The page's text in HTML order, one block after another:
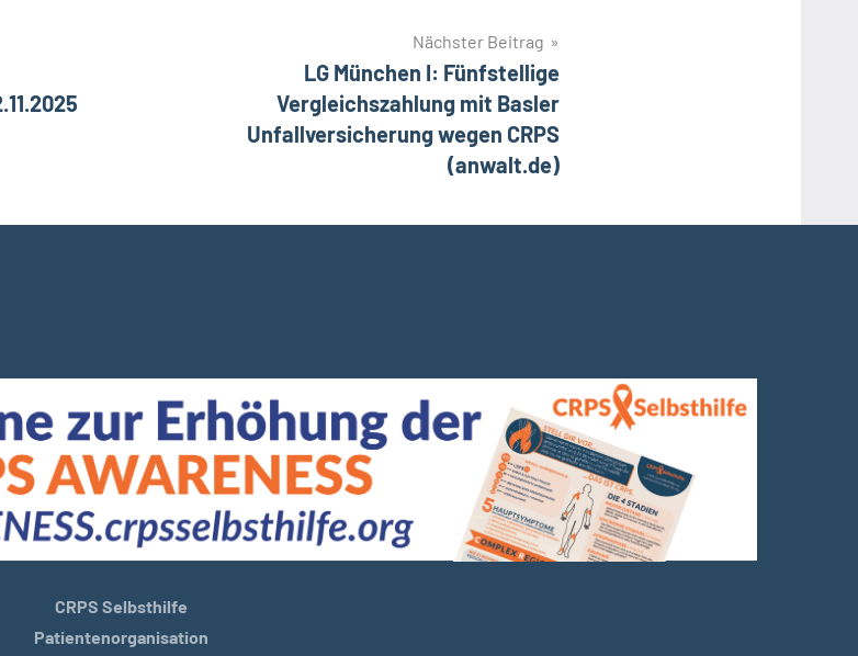
Nächster Beitrag
LG München I: Fünfstellige
Vergleichszahlung mit Basler
Unfallversicherung wegen CRPS
(anwalt.de)
CRPS Selbsthilfe
Patientenorganisation